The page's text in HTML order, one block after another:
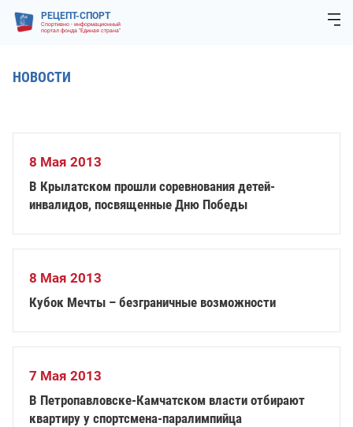
РЕЦЕПТ-СПОРТ
Спортивно - информационный
портал фонда "Единая страна"
НОВОСТИ
8 Мая 2013
В Крылатском прошли соревнования детей-
инвалидов, посвященные Дню Победы
8 Мая 2013
Кубок Мечты – безграничные возможности
7 Мая 2013
В Петропавловске-Камчатском власти отбирают
квартиру у спортсмена-паралимпийца